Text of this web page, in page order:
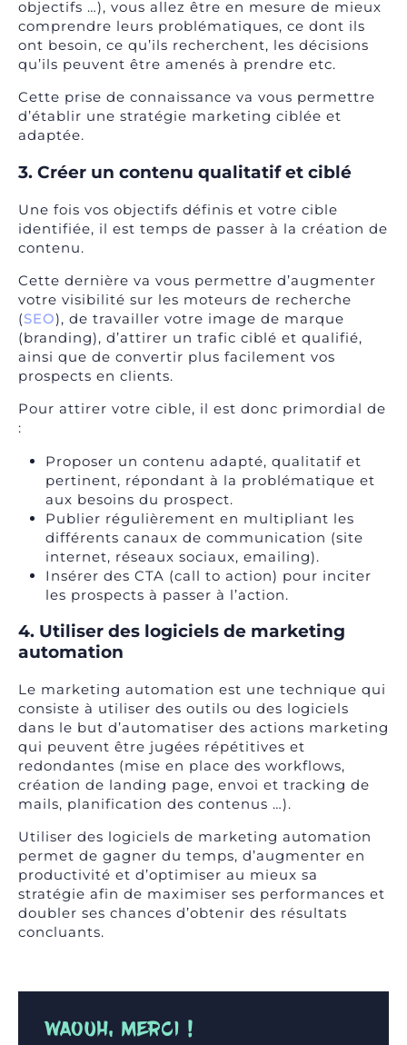
objectifs …), vous allez être en mesure de mieux
comprendre leurs problématiques, ce dont ils
ont besoin, ce qu’ils recherchent, les décisions
qu’ils peuvent être amenés à prendre etc.
Cette prise de connaissance va vous permettre
d’établir une stratégie marketing ciblée et
adaptée.
3. Créer un contenu qualitatif et ciblé
Une fois vos objectifs définis et votre cible
identifiée, il est temps de passer à la création de
contenu.
Cette dernière va vous permettre d’augmenter
votre visibilité sur les moteurs de recherche
(SEO), de travailler votre image de marque
(branding), d’attirer un trafic ciblé et qualifié,
ainsi que de convertir plus facilement vos
prospects en clients.
Pour attirer votre cible, il est donc primordial de
:
Proposer un contenu adapté, qualitatif et
pertinent, répondant à la problématique et
aux besoins du prospect.
Publier régulièrement en multipliant les
différents canaux de communication (site
internet, réseaux sociaux, emailing).
Insérer des CTA (call to action) pour inciter
les prospects à passer à l’action.
4. Utiliser des logiciels de marketing
automation
Le marketing automation est une technique qui
consiste à utiliser des outils ou des logiciels
dans le but d’automatiser des actions marketing
qui peuvent être jugées répétitives et
redondantes (mise en place des workflows,
création de landing page, envoi et tracking de
mails, planification des contenus …).
Utiliser des logiciels de marketing automation
permet de gagner du temps, d’augmenter en
productivité et d’optimiser au mieux sa
stratégie afin de maximiser ses performances et
doubler ses chances d’obtenir des résultats
concluants.
WAOUH, MERCI !